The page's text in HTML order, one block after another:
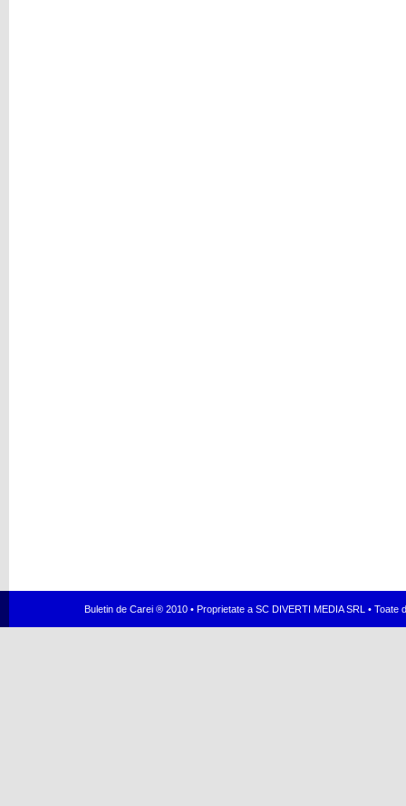
Buletin de Carei ® 2010 • Proprietate a SC DIVERTI MEDIA SRL •